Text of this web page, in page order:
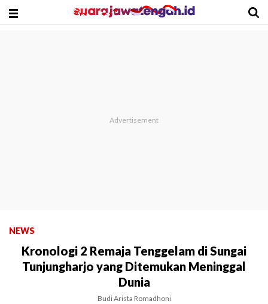
NEWS
Kronologi 2 Remaja Tenggelam di Sungai
Tunjungharjo yang Ditemukan Meninggal
Dunia
Budi Arista Romadhoni